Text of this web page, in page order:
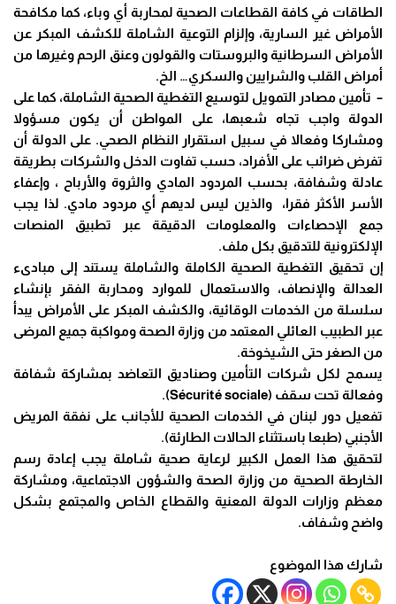
الطاقات في كافة القطاعات الصحية لمحاربة أي وباء، كما مكافحة
الأمراض غير السارية، وإلزام التوعية الشاملة للكشف المبكر عن
الأمراض السرطانية والبروستات والقولون وعنق الرحم وغيرها من
أمراض القلب والشرايين والسكري… الخ.
– تأمين مصادر التمويل لتوسيع التغطية الصحية الشاملة، كما على
الدولة واجب تجاه شعبها، على المواطن أن يكون مسؤولا
ومشاركا وفعالا في سبيل استقرار النظام الصحي. على الدولة أن
تفرض ضرائب على الأفراد، حسب تفاوت الدخل والشركات بطريقة
عادلة وشفافة، بحسب المردود المادي والثروة والأرباح ، وإعفاء
الأسر الأكثر فقرا، والذين ليس لديهم أي مردود مادي. لذا يجب
جمع الإحصاءات والمعلومات الدقيقة عبر تطبيق المنصات
الإلكترونية للتدقيق بكل ملف.
إن تحقيق التغطية الصحية الكاملة والشاملة يستند إلى مبادىء
العدالة والإنصاف، والاستعمال للموارد ومحاربة الفقر بإنشاء
سلسلة من الخدمات الوقائية، والكشف المبكر على الأمراض يبدأ
عبر الطبيب العائلي المعتمد من وزارة الصحة ومواكبة جميع المرضى
من الصغر حتى الشيخوخة.
يسمح لكل شركات التأمين وصناديق التعاضد بمشاركة شفافة
وفعالة تحت سقف (Sécurité sociale).
تفعيل دور لبنان في الخدمات الصحية للأجانب على نفقة المريض
الأجنبي (طبعا باستثناء الحالات الطارئة).
لتحقيق هذا العمل الكبير لرعاية صحية شاملة يجب إعادة رسم
الخارطة الصحية من وزارة الصحة والشؤون الاجتماعية، ومشاركة
معظم وزارات الدولة المعنية والقطاع الخاص والمجتمع بشكل
واضح وشفاف.
شارك هذا الموضوع